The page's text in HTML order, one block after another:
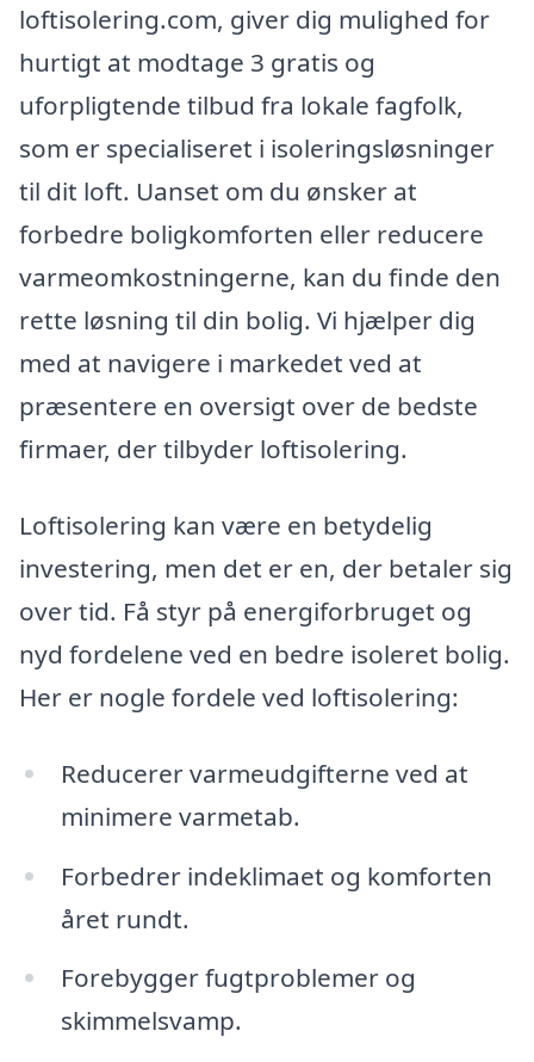
loftisolering.com, giver dig mulighed for
hurtigt at modtage 3 gratis og
uforpligtende tilbud fra lokale fagfolk,
som er specialiseret i isoleringsløsninger
til dit loft. Uanset om du ønsker at
forbedre boligkomforten eller reducere
varmeomkostningerne, kan du finde den
rette løsning til din bolig. Vi hjælper dig
med at navigere i markedet ved at
præsentere en oversigt over de bedste
firmaer, der tilbyder loftisolering.
Loftisolering kan være en betydelig
investering, men det er en, der betaler sig
over tid. Få styr på energiforbruget og
nyd fordelene ved en bedre isoleret bolig.
Her er nogle fordele ved loftisolering:
Reducerer varmeudgifterne ved at
minimere varmetab.
Forbedrer indeklimaet og komforten
året rundt.
Forebygger fugtproblemer og
skimmelsvamp.